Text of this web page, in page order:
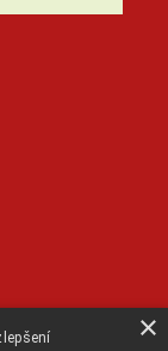
×